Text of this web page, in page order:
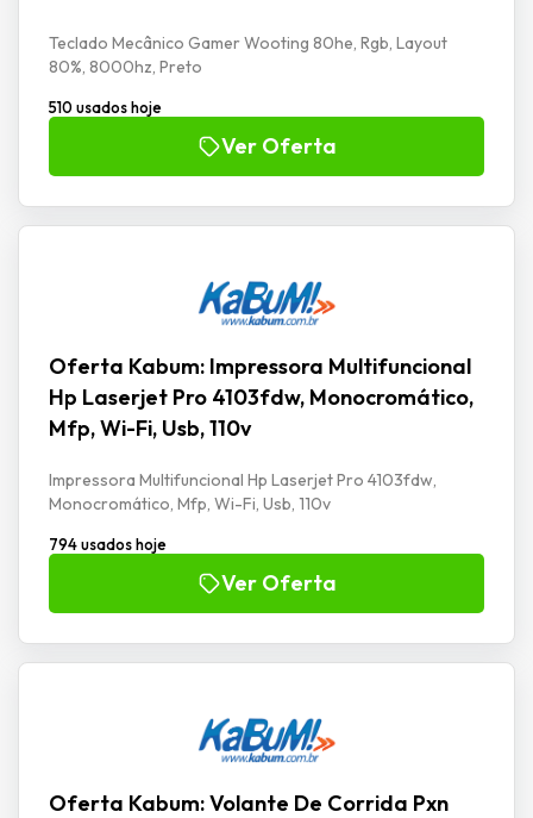
Teclado Mecânico Gamer Wooting 80he, Rgb, Layout
80%, 8000hz, Preto
510 usados hoje
Ver Oferta
Oferta Kabum: Impressora Multifuncional
Hp Laserjet Pro 4103fdw, Monocromático,
Mfp, Wi-Fi, Usb, 110v
Impressora Multifuncional Hp Laserjet Pro 4103fdw,
Monocromático, Mfp, Wi-Fi, Usb, 110v
794 usados hoje
Ver Oferta
Oferta Kabum: Volante De Corrida Pxn